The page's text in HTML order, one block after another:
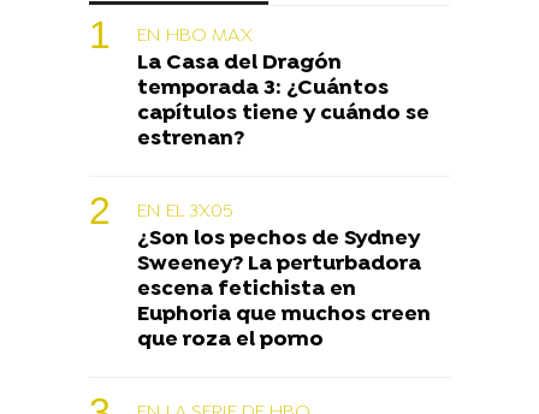
EN HBO MAX
La Casa del Dragón
temporada 3: ¿Cuántos
capítulos tiene y cuándo se
estrenan?
EN EL 3X05
¿Son los pechos de Sydney
Sweeney? La perturbadora
escena fetichista en
Euphoria que muchos creen
que roza el porno